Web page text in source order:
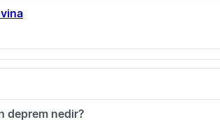
deprem nedir?